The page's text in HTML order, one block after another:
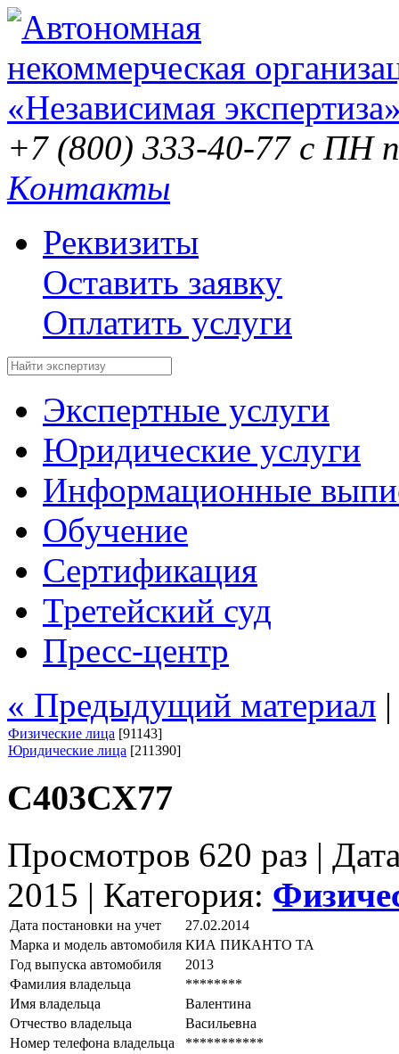
+7 (800) 333-40-77 с ПН
Контакты
Реквизиты
Оставить заявку
Оплатить услуги
Экспертные услуги
Юридические услуги
Информационные
Обучение
Сертификация
Третейский суд
Пресс-центр
« Предыдущий материал
Физические лица [91143]
Юридические лица [211390]
С403СХ77
Просмотров 620 раз |
2015 | Категория:
Дата постановки на учет
27.02.2014
Марка и модель автомобиля КИА ПИКАНТО ТА
Год выпуска автомобиля
2013
Фамилия владельца
********
Имя владельца
Валентина
Отчество владельца
Васильевна
Номер телефона владельца
***********